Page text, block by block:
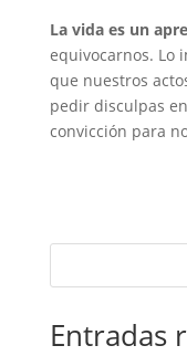
La vida es un
equivocarnos. Lo
que nuestros
pedir disculpas
convicción para
Entradas